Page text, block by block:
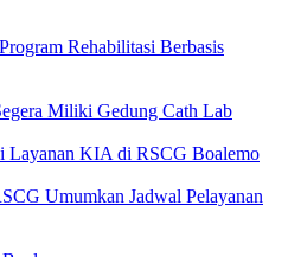
Rehabilitasi Berbasis
Miliki Gedung Cath Lab
Layanan KIA di RSCG Boalemo
Umumkan Jadwal Pelayanan